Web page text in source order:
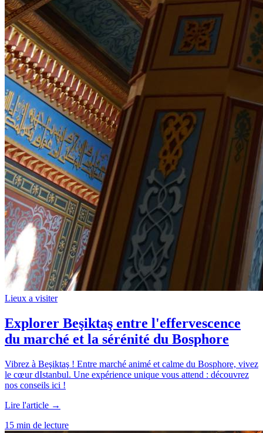
Lieux a visiter
Explorer Beşiktaş entre l'effervescence
du marché et la sérénité du Bosphore
Vibrez à Beşiktaş ! Entre marché animé et calme du Bosphore, vivez
le cœur dIstanbul. Une expérience unique vous attend : découvrez
nos conseils ici !
Lire l'article →
15 min de lecture